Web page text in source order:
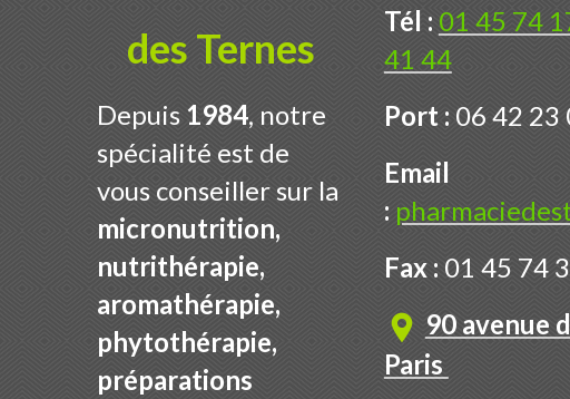
des Ternes
Depuis 1984, notre
spécialité est de
vous conseiller sur la
micronutrition,
nutrithérapie,
aromathérapie,
phytothérapie,
préparations
Tél : 01 45 74
41 44
Port : 06 42 23
Email
:
Fax : 01 45 74
90 avenue
Paris